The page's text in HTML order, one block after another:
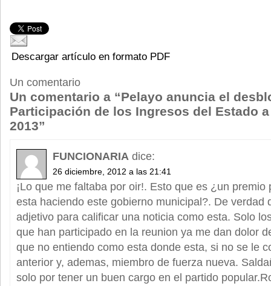
Descargar artículo en formato PDF
Un comentario
Un comentario a “Pelayo anuncia el
Participación de los Ingresos del Estado
2013”
FUNCIONARIA dice:
26 diciembre, 2012 a las 21:41
¡Lo que me faltaba por oir!. Esto que es ¿un premio
esta haciendo este gobierno municipal?. De verdad
adjetivo para calificar una noticia como esta. Solo
que han participado en la reunion ya me dan dolor
que no entiendo como esta donde esta, si no se le
anterior y, ademas, miembro de fuerza nueva.
solo por tener un buen cargo en el partido